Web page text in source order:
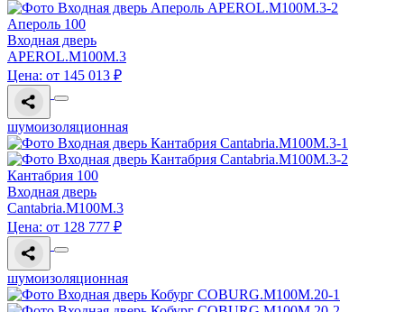
Апероль 100
Входная дверь
APEROL.M100M.3
Цена: от 145 013 ₽
шумоизоляционная
Кантабрия 100
Входная дверь
Cantabria.M100M.3
Цена: от 128 777 ₽
шумоизоляционная